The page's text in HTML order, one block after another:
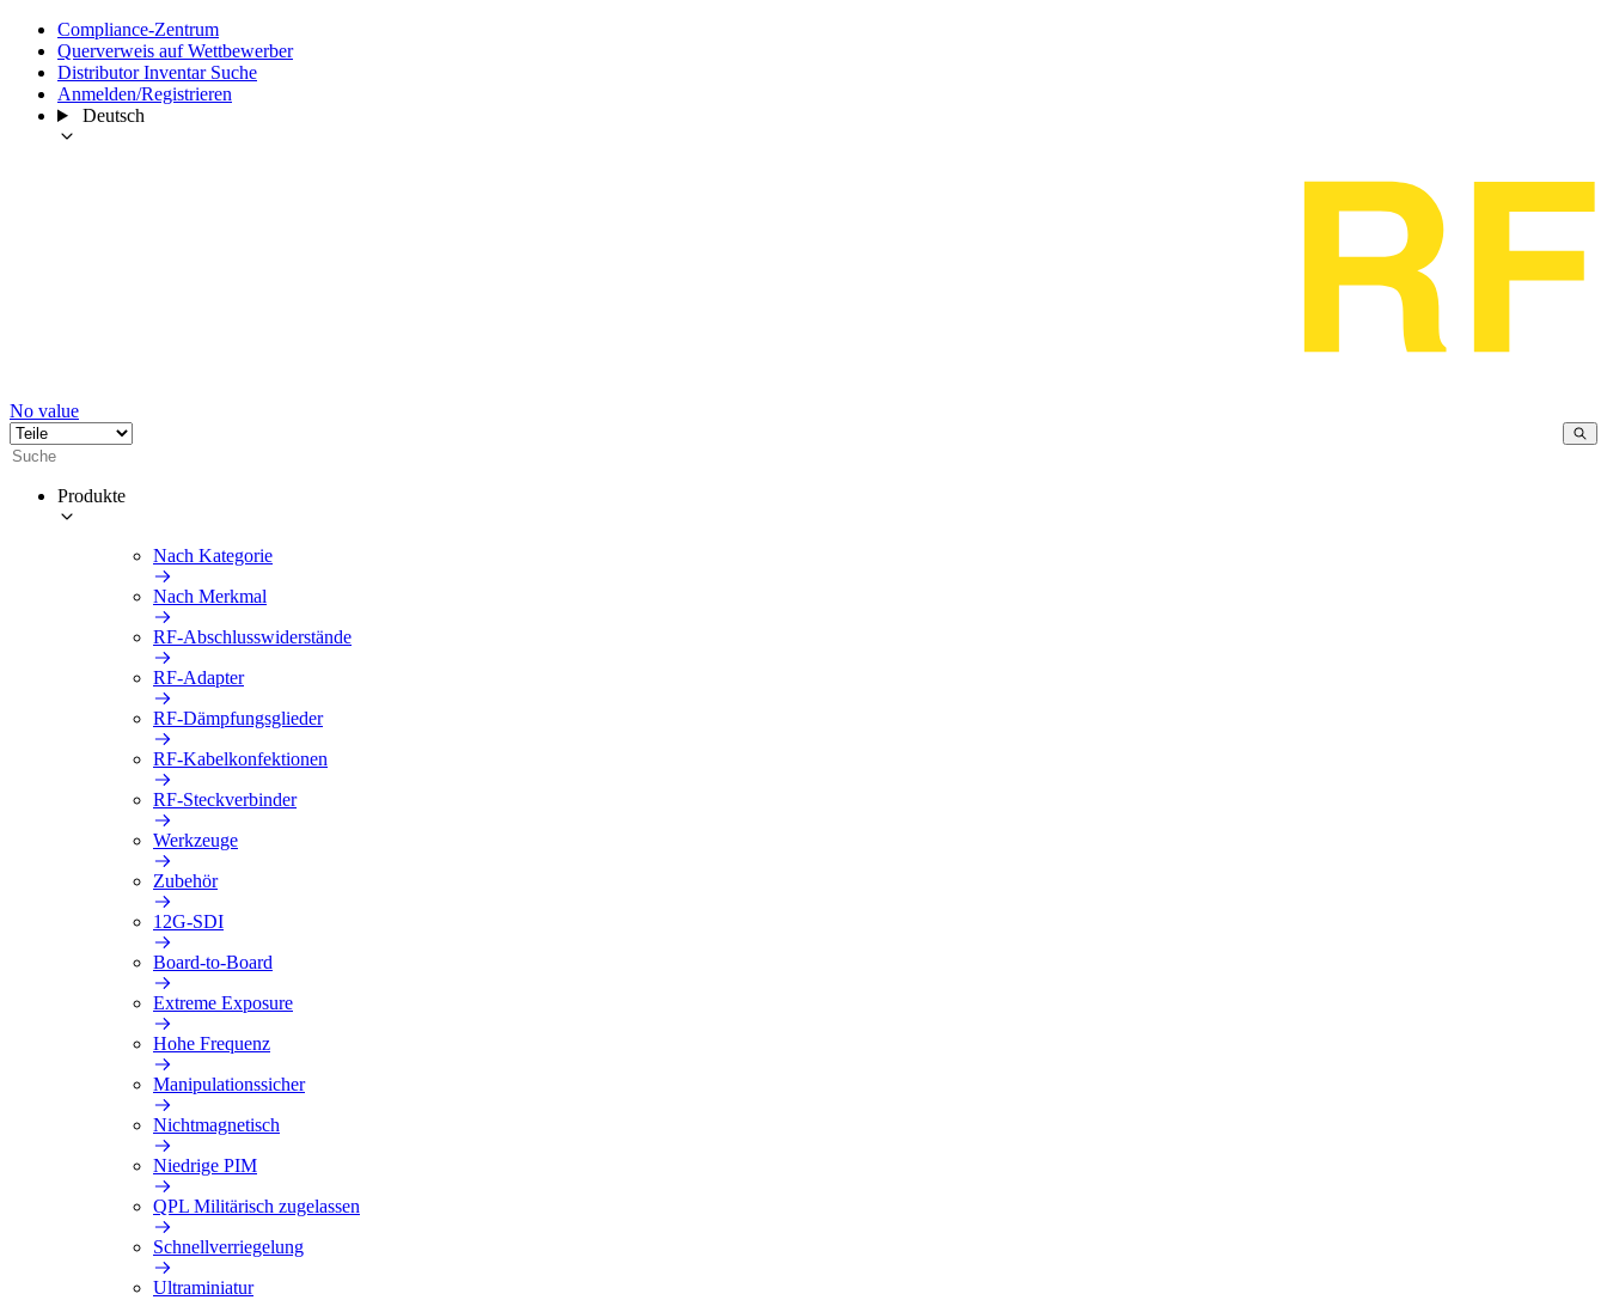
Compliance-Zentrum
Querverweis auf Wettbewerber
Distributor Inventar Suche
Anmelden/Registrieren
Deutsch
No value
Produkte
Nach Kategorie
Nach Merkmal
RF-Abschlusswiderstände
RF-Adapter
RF-Dämpfungsglieder
RF-Kabelkonfektionen
RF-Steckverbinder
Werkzeuge
Zubehör
12G-SDI
Board-to-Board
Extreme Exposure
Hohe Frequenz
Manipulationssicher
Nichtmagnetisch
Niedrige PIM
QPL Militärisch zugelassen
Schnellverriegelung
Ultraminiatur